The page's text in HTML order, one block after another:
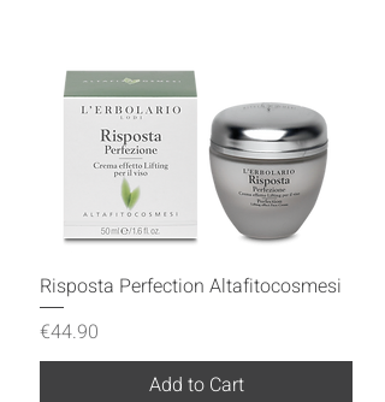
Risposta Perfection Altafitocosmesi
Price
€44.90
Add to Cart